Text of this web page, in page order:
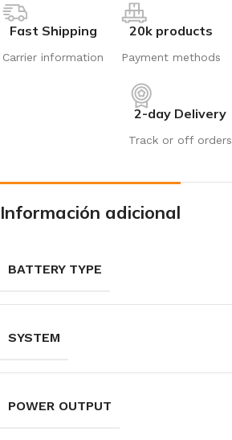
Fast Shipping
Carrier information
20k products
Payment methods
2-day Delivery
Track or off orders
Información adicional
BATTERY TYPE
SYSTEM
POWER OUTPUT